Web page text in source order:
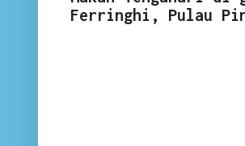
Ferringhi, Pulau